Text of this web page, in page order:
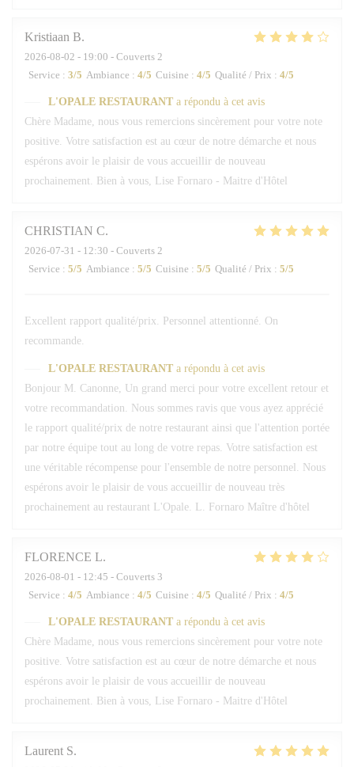
Kristiaan B
2026-08-02 - 19:00 - Couverts 2
Service : 3/5 Ambiance : 4/5 Cuisine : 4/5 Qualité / Prix : 4/5
L'OPALE RESTAURANT a répondu à cet avis
Chère Madame, nous vous remercions sincèrement pour votre note
positive. Votre satisfaction est au cœur de notre démarche et nous
espérons avoir le plaisir de vous accueillir de nouveau
prochainement. Bien à vous, Lise Fornaro - Maitre d'Hôtel
CHRISTIAN C
2026-07-31 - 12:30 - Couverts 2
Service : 5/5 Ambiance : 5/5 Cuisine : 5/5 Qualité / Prix : 5/5
Excellent rapport qualité/prix. Personnel attentionné. On
recommande.
L'OPALE RESTAURANT a répondu à cet avis
Bonjour M. Canonne, Un grand merci pour votre excellent retour et
votre recommandation. Nous sommes ravis que vous ayez apprécié
le rapport qualité/prix de notre restaurant ainsi que l'attention portée
par notre équipe tout au long de votre repas. Votre satisfaction est
une véritable récompense pour l'ensemble de notre personnel. Nous
espérons avoir le plaisir de vous accueillir de nouveau très
prochainement au restaurant L'Opale. L. Fornaro Maître d'hôtel
FLORENCE L
2026-08-01 - 12:45 - Couverts 3
Service : 4/5 Ambiance : 4/5 Cuisine : 4/5 Qualité / Prix : 4/5
L'OPALE RESTAURANT a répondu à cet avis
Chère Madame, nous vous remercions sincèrement pour votre note
positive. Votre satisfaction est au cœur de notre démarche et nous
espérons avoir le plaisir de vous accueillir de nouveau
prochainement. Bien à vous, Lise Fornaro - Maitre d'Hôtel
Laurent S